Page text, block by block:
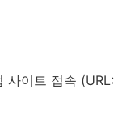
사이트 접속 (URL: